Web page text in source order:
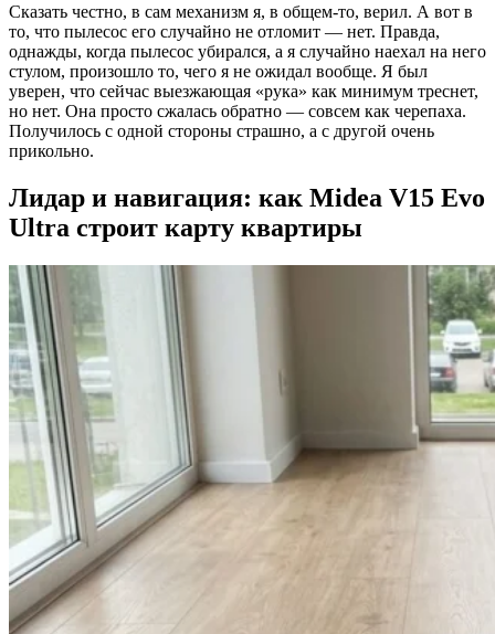
Сказать честно, в сам механизм я, в общем-то, верил. А вот в
то, что пылесос его случайно не отломит — нет. Правда,
однажды, когда пылесос убирался, а я случайно наехал на него
стулом, произошло то, чего я не ожидал вообще. Я был
уверен, что сейчас выезжающая «рука» как минимум треснет,
но нет. Она просто сжалась обратно — совсем как черепаха.
Получилось с одной стороны страшно, а с другой очень
прикольно.
Лидар и навигация: как Midea V15 Evo
Ultra строит карту квартиры